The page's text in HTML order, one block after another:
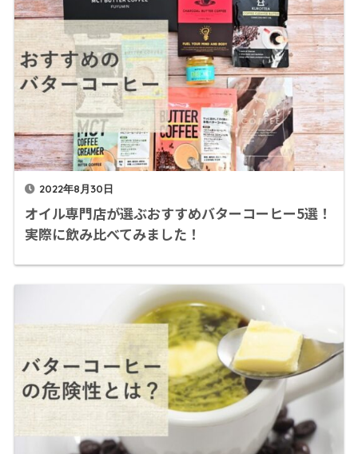
2022年8月30日
オイル専門店が選ぶおすすめバターコーヒー5選！
実際に飲み比べてみました！